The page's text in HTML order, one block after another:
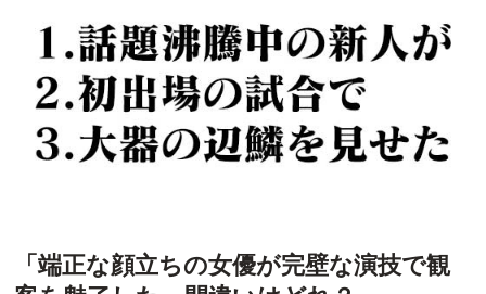
「端正な顔立ちの女優が完壁な演技で観